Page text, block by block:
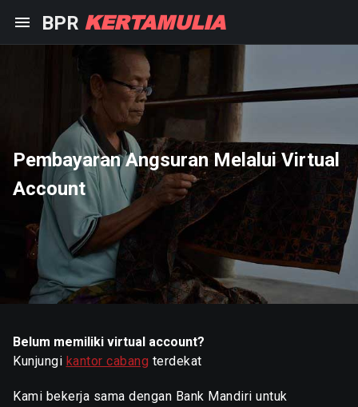
BPR KERTAMULIA
Pembayaran Angsuran Melalui Virtual
Account
Belum memiliki virtual account?
Kunjungi kantor cabang terdekat
Kami bekerja sama dengan Bank Mandiri untuk